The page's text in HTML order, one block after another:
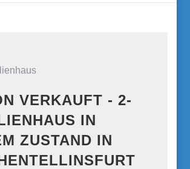
VERKAUFT - 2-
IN
ZUSTAND IN